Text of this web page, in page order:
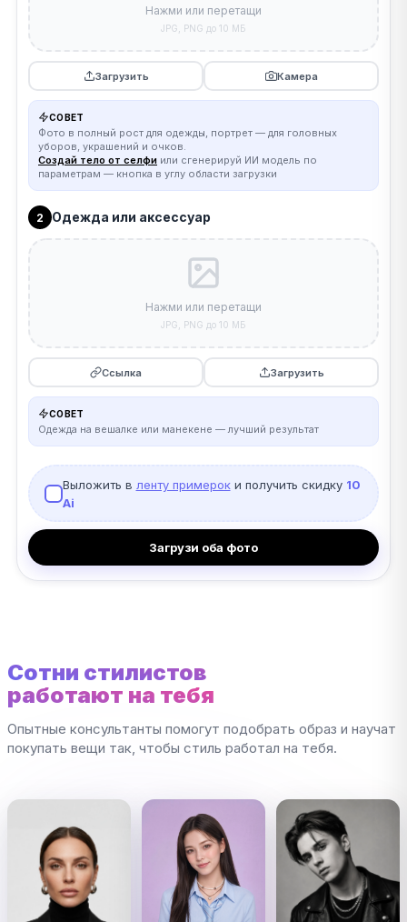
Нажми или перетащи
JPG, PNG до 10 МБ
Загрузить Камера
СОВЕТ
Фото в полный рост для одежды, портрет — для головных
уборов, украшений и очков.
Создай тело от селфи или сгенерируй ИИ модель по
параметрам — кнопка в углу области загрузки
2 Одежда или аксессуар
Нажми или перетащи
JPG, PNG до 10 МБ
Ссылка Загрузить
СОВЕТ
Одежда на вешалке или манекене — лучший результат
Выложить в ленту примероки получить скидку 10
Ai
Загрузи оба фото
Сотни стилистов
работают на тебя
Опытные консультанты помогут подобрать образ и научат
покупать вещи так, чтобы стиль работал на тебя.